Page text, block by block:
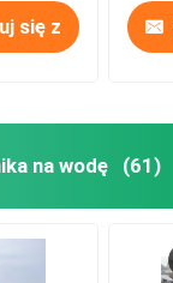
się z
na wodę (61)